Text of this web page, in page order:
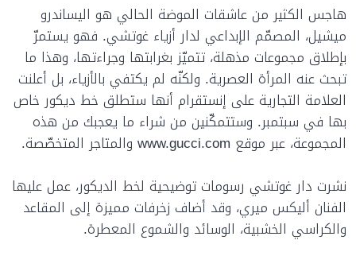
هاجس الكثير من عاشقات الموضة الحالي هو اليساندرو
ميشيل، المصمّم الإبداعي لدار أزياء غوتشي. فهو يستمرّ
بإطلاق مجموعات مذهلة، تتميّز بغرابتها وجراءتها، وهذا ما
تبحث عنه المرأة العصرية. ولكنّه لم يكتفي بالأزياء، بل أعلنت
العلامة التجارية على إنستقرام أنها ستطلق خط ديكور خاص
بها في سبتمبر. وستتمكّنين من شراء ما يعجبك من هذه
المجموعة، عبر موقع www.gucci.com والمتاجر المتخصّصة.
نشرت دار غوتشي رسومات توضيحية لخط الديكور، عمل عليها
الفنان أليكس ميري، وقد أضاف زخرفات مميزة إلى المقاعد
والكراسي الخشبية، الوسائد والشموع المعطرة.